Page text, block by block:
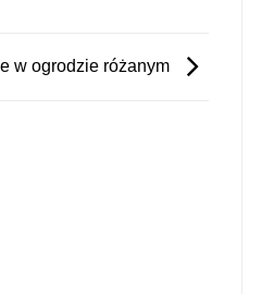
w ogrodzie różanym